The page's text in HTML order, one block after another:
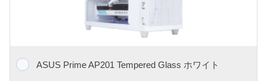
ASUS Prime AP201 Tempered Glass ホワイト